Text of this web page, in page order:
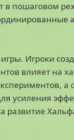
в пошаговом
Игроки
влияет на
усиления
развитие